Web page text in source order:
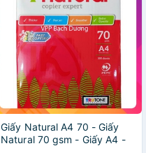
Giấy Natural A4 70 - Giấy
Natural 70 gsm - Giấy A4 -